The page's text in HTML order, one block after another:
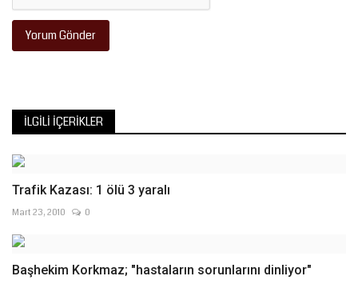
Yorum Gönder
İLGILI İÇERIKLER
Trafik Kazası: 1 ölü 3 yaralı
Mart 23, 2010 0
Başhekim Korkmaz; "hastaların sorunlarını dinliyor"